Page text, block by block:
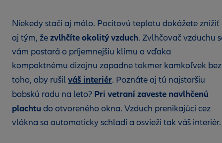
Niekedy stačí aj málo. Pocitovú teplotu dokážete znížiť
aj tým, žezvlhčíte okolitý vzduch. Zvlhčovač vzduchu
vám postará o príjemnejšiu klímu a vďaka
kompaktnému dizajnu zapadne takmer kamkoľvek bez
toho, aby rušilváš interiér. Poznáte aj tú najstaršiu
babskú radu na leto? Pri vetraní zaveste navlhčenú
plachtu do otvoreného okna. Vzduch prenikajúci cez
vlákna sa automaticky schladí a osvieži tak váš